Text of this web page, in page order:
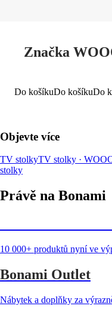
Značka
Do košíkuDo košíkuDo
Objevte více
TV stolkyTV stolky ·
stolky
Právě na Bonami
10 000+ produktů nyní ve
Bonami Outlet
Nábytek a doplňky za